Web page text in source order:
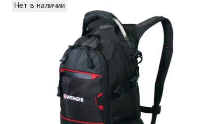
Нет в наличии